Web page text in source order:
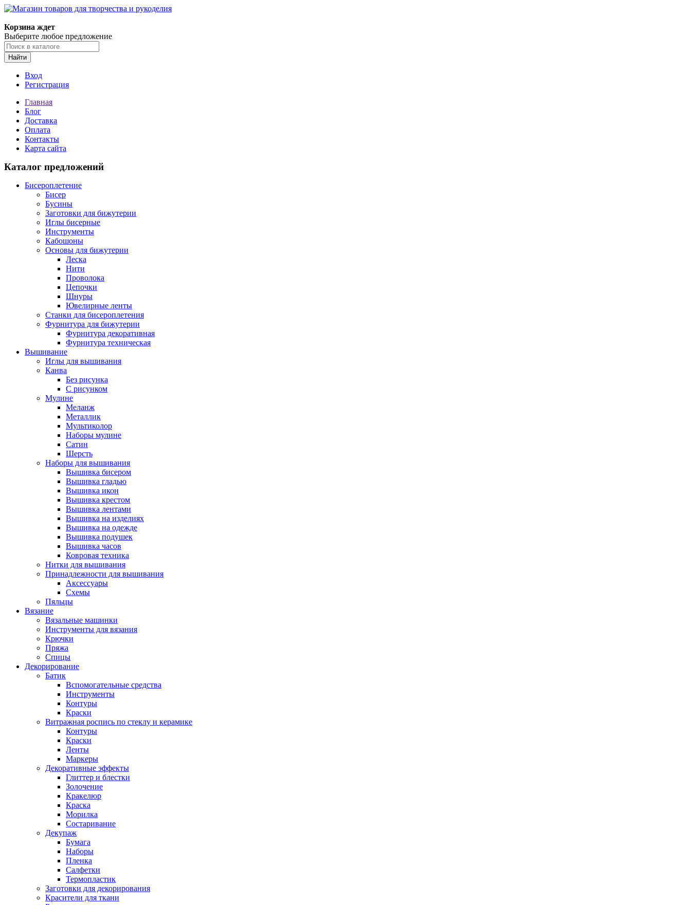
Корзина ждет
Выберите любое предложение
Найти
Вход
Регистрация
Главная
Блог
Доставка
Оплата
Контакты
Карта сайта
Каталог предложений
Бисероплетение
Бисер
Бусины
Заготовки для бижутерии
Иглы бисерные
Инструменты
Кабошоны
Основы для бижутерии
Леска
Нити
Проволока
Цепочки
Шнуры
Ювелирные ленты
Станки для бисероплетения
Фурнитура для бижутерии
Фурнитура декоративная
Фурнитура техническая
Вышивание
Иглы для вышивания
Канва
Без рисунка
С рисунком
Мулине
Меланж
Металлик
Мультиколор
Наборы мулине
Сатин
Шерсть
Наборы для вышивания
Вышивка бисером
Вышивка гладью
Вышивка икон
Вышивка крестом
Вышивка лентами
Вышивка на изделиях
Вышивка на одежде
Вышивка подушек
Вышивка часов
Ковровая техника
Нитки для вышивания
Принадлежности для вышивания
Аксессуары
Схемы
Пяльцы
Вязание
Вязальные машинки
Инструменты для вязания
Крючки
Пряжа
Спицы
Декорирование
Батик
Вспомогательные средства
Инструменты
Контуры
Краски
Витражная роспись по стеклу и керамике
Контуры
Краски
Ленты
Маркеры
Декоративные эффекты
Глиттер и блестки
Золочение
Кракелюр
Краска
Морилка
Состаривание
Декупаж
Бумага
Наборы
Пленка
Салфетки
Термопластик
Заготовки для декорирования
Красители для ткани